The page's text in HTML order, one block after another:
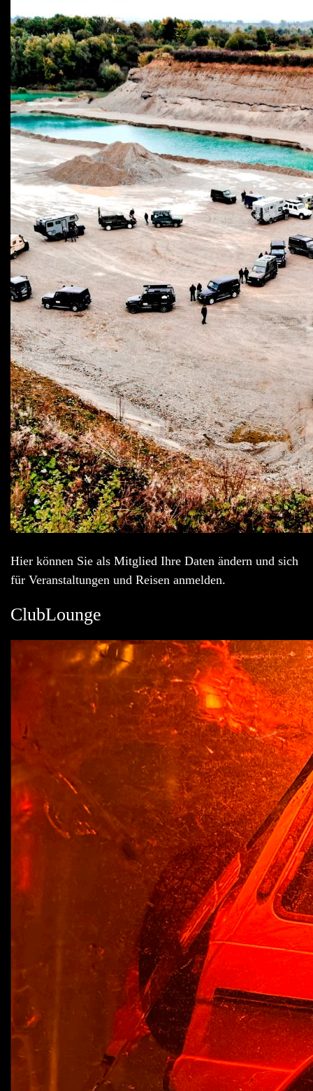
Hier können Sie als Mitglied Ihre Daten ändern und sich
für Veranstaltungen und Reisen anmelden.
ClubLounge